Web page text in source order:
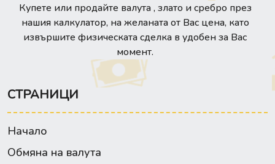
Купете или продайте валута , злато и сребро през
нашия калкулатор, на желаната от Вас цена, като
извършите физическата сделка в удобен за Вас
момент.
СТРАНИЦИ
Начало
Обмяна на валута